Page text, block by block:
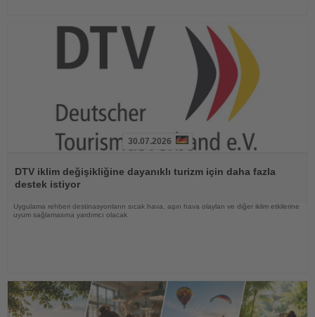
Oku
30.07.2026
DTV iklim değişikliğine dayanıklı turizm için daha fazla
destek istiyor
Uygulama rehberi destinasyonların sıcak hava, aşırı hava olayları ve diğer iklim etkilerine
uyum sağlamasına yardımcı olacak